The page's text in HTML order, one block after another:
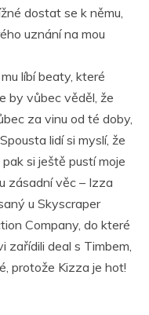
dostat se k němu,
uznání na mou
líbí beaty, které
by vůbec věděl, že
za vinu od té doby,
lidí si myslí, že
si ještě pustí moje
zásadní věc – Izza
u Skyscraper
Company, do které
zařídili deal s Timbem,
protože Kizza je hot!